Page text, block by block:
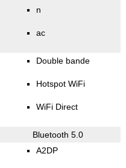
n
ac
Double bande
Hotspot WiFi
WiFi Direct
Bluetooth 5.0
A2DP